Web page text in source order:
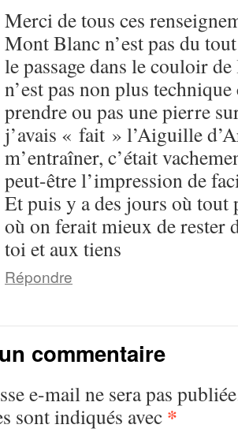
Merci de tous ces
Mont Blanc n’est pas du
le passage dans le couloir
n’est pas non plus
prendre ou pas une pierre
j’avais « fait » l’Aiguille
m’entraîner, c’était
peut-être l’impression de
Et puis y a des jours où tout
où on ferait mieux de
toi et aux tiens
Répondre
commentaire
e-mail ne sera pas
sont indiqués avec *